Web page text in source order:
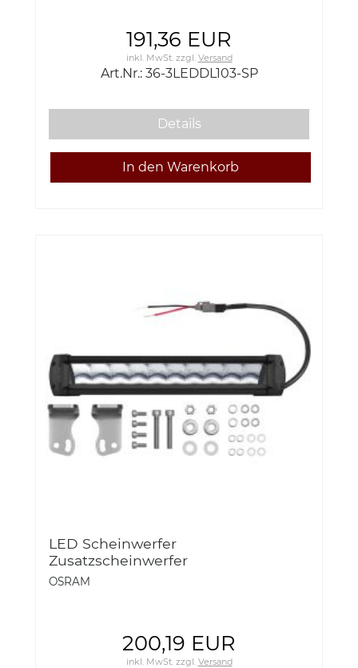
191,36 EUR
inkl. MwSt.zzgl. Versand
Art.Nr.: 36-3LEDDL103-SP
Details
LED Scheinwerfer
Zusatzscheinwerfer
Arbeitsscheinwerfe FX250 COMBO
OSRAM
200,19 EUR
inkl. MwSt.zzgl. Versand